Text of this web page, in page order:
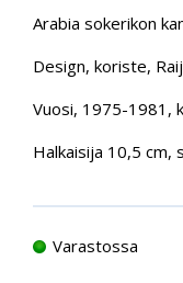
Arabia sokerikon
Design, koriste,
Vuosi, 1975-1981,
Halkaisija 10,5 cm,
Varastossa